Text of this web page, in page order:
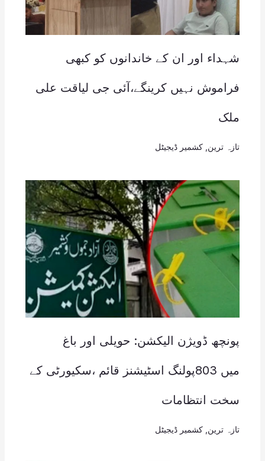
شہداء اور ان کے خاندانوں کو کبھی
فراموش نہیں کرینگے،آئی جی لیاقت علی
ملک
تازہ ترین کشمیر ڈیجیٹل
پونچھ ڈویژن الیکشن: حویلی اور باغ
میں 803پولنگ اسٹیشنز قائم ،سکیورٹی کے
سخت انتظامات
تازہ ترین کشمیر ڈیجیٹل